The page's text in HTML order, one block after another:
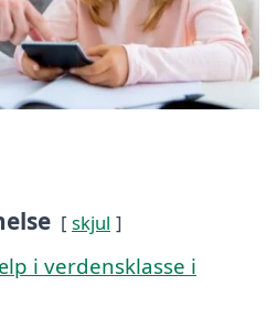
skjul
i verdensklasse i